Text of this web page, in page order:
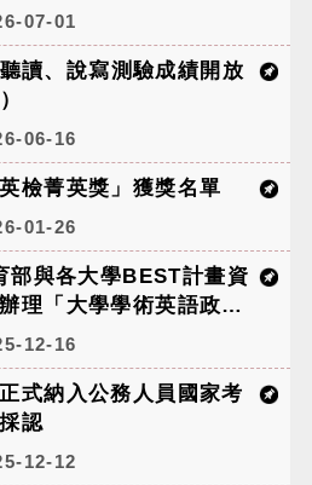
07-01
讀、說寫測驗成績開放
06-16
檢菁英獎」獲獎名單
01-26
部與各大學BEST計畫資
理「大學學術英語政策
12-16
式納入公務人員國家考
認
12-12